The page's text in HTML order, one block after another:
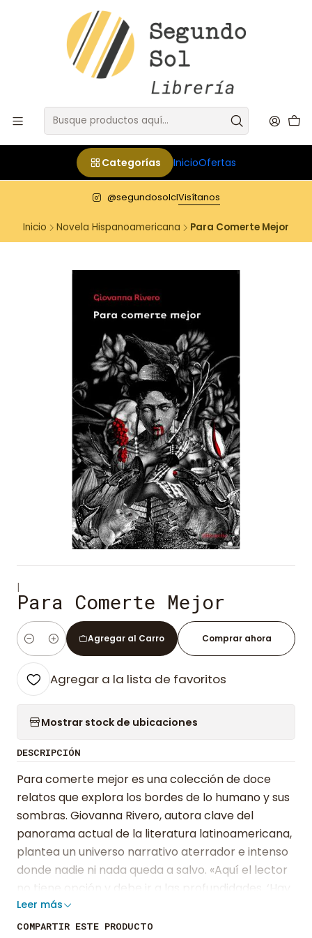
Categorías InicioOfertas
@segundosolclVisítanos
Inicio Novela Hispanoamericana Para Comerte Mejor
|
Para Comerte Mejor
Cantidad
Agregar al Carro Comprar ahora
Agregar a la lista de favoritos
Mostrar stock de ubicaciones
DESCRIPCIÓN
Para comerte mejor es una colección de doce
relatos que explora los bordes de lo humano y sus
sombras. Giovanna Rivero, autora clave del
panorama actual de la literatura latinoamericana,
plantea un universo narrativo aterrador e intenso
donde nadie ni nada queda a salvo. «Aquí el lector
no tiene opción y debe ir a las profundidades. ‘Hay
que bajar donde nadie más se atreve’, dice un
personaje. Esa es la obsesión que guía estos
Leer más
COMPARTIR ESTE PRODUCTO